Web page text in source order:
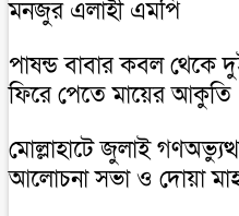
মনজুর এলাহী এমপি
পাষন্ড বাবার কবল থেকে
ফিরে পেতে মায়ের আকুতি
মোল্লাহাটে জুলাই
আলোচনা সভা ও দোয়া